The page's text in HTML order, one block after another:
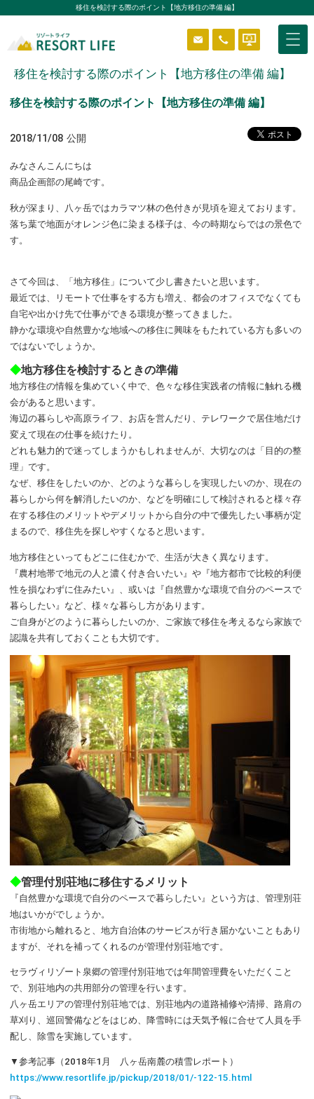
移住を検討する際のポイント【地方移住の準備 編】
物件を探す
ニュース＆ブログ
貸別荘システムReVOS
管理体制
建築・リフォーム
特設サイト
閉じる
移住を検討する際のポイント【地方移住の準備 編】
移住を検討する際のポイント【地方移住の準備 編】
2018/11/08 公開
みなさんこんにちは
商品企画部の尾崎です。
秋が深まり、八ヶ岳ではカラマツ林の色付きが見頃を迎えております。
落ち葉で地面がオレンジ色に染まる様子は、今の時期ならではの景色で
す。
さて今回は、「地方移住」について少し書きたいと思います。
最近では、リモートで仕事をする方も増え、都会のオフィスでなくても
自宅や出かけ先で仕事ができる環境が整ってきました。
静かな環境や自然豊かな地域への移住に興味をもたれている方も多いの
ではないでしょうか。
◆地方移住を検討するときの準備
地方移住の情報を集めていく中で、色々な移住実践者の情報に触れる機
会があると思います。
海辺の暮らしや高原ライフ、お店を営んだり、テレワークで居住地だけ
変えて現在の仕事を続けたり。
どれも魅力的で迷ってしまうかもしれませんが、大切なのは「目的の整
理」です。
なぜ、移住をしたいのか、どのような暮らしを実現したいのか、現在の
暮らしから何を解消したいのか、などを明確にして検討されると様々存
在する移住のメリットやデメリットから自分の中で優先したい事柄が定
まるので、移住先を探しやすくなると思います。
地方移住といってもどこに住むかで、生活が大きく異なります。
『農村地帯で地元の人と濃く付き合いたい』や『地方都市で比較的利便
性を損なわずに住みたい』、或いは『自然豊かな環境で自分のペースで
暮らしたい』など、様々な暮らし方があります。
ご自身がどのように暮らしたいのか、ご家族で移住を考えるなら家族で
認識を共有しておくことも大切です。
◆管理付別荘地に移住するメリット
『自然豊かな環境で自分のペースで暮らしたい』という方は、管理別荘
地はいかがでしょうか。
市街地から離れると、地方自治体のサービスが行き届かないこともあり
ますが、それを補ってくれるのが管理付別荘地です。
セラヴィリゾート泉郷の管理付別荘地では年間管理費をいただくこと
で、別荘地内の共用部分の管理を行います。
八ヶ岳エリアの管理付別荘地では、別荘地内の道路補修や清掃、路肩の
草刈り、巡回警備などをはじめ、降雪時には天気予報に合せて人員を手
配し、除雪を実施しています。
▼参考記事（2018年1月 八ヶ岳南麓の積雪レポート）
https://www.resortlife.jp/pickup/2018/01/-122-15.html